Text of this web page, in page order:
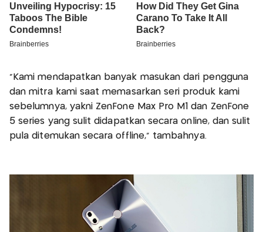
“Kami mendapatkan banyak masukan dari pengguna
dan mitra kami saat memasarkan seri produk kami
sebelumnya, yakni ZenFone Max Pro M1 dan ZenFone
5 series yang sulit didapatkan secara online, dan sulit
pula ditemukan secara offline,” tambahnya.